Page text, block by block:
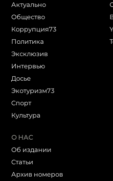
Актуально
Общество
Коррупция73
Политика
Эксклюзив
Интервью
Досье
Экотуризм73
Cпорт
Культура
О НАС
Об издании
Статьи
Архив номеров